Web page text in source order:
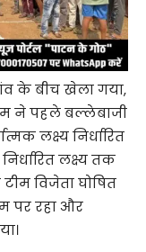
के बीच खेला गया,
ने पहले बल्लेबाजी
लक्ष्य निर्धारित
लक्ष्य तक
विजेता घोषित
पर रहा और